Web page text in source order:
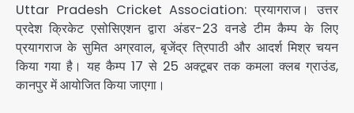
Uttar Pradesh Cricket Association: प्रयागराज। उत्तर
प्रदेश क्रिकेट एसोसिएशन द्वारा अंडर-23 वनडे टीम कैम्प के लिए
प्रयागराज के सुमित अग्रवाल, बृजेंद्र त्रिपाठी और आदर्श मिश्र चयन
किया गया है। यह कैम्प 17 से 25 अक्टूबर तक कमला क्लब ग्राउंड,
कानपुर में आयोजित किया जाएगा।